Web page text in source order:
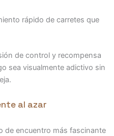
rápido de carretes que
de control y recompensa
sea visualmente adictivo sin
al azar
de encuentro más fascinante